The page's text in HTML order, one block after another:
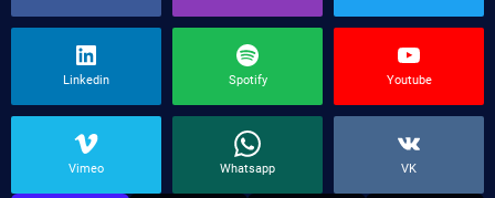
Linkedin Spotify Youtube
Vimeo Whatsapp VK